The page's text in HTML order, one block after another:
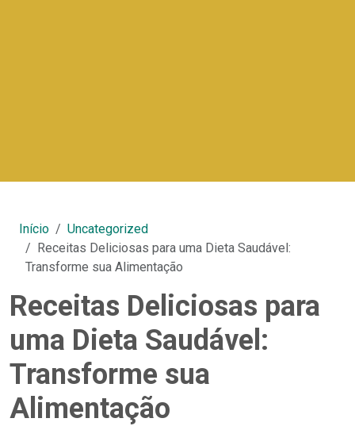
Início
Uncategorized
Receitas Deliciosas para uma Dieta Saudável:
Transforme sua Alimentação
Receitas Deliciosas para
uma Dieta Saudável:
Transforme sua
Alimentação